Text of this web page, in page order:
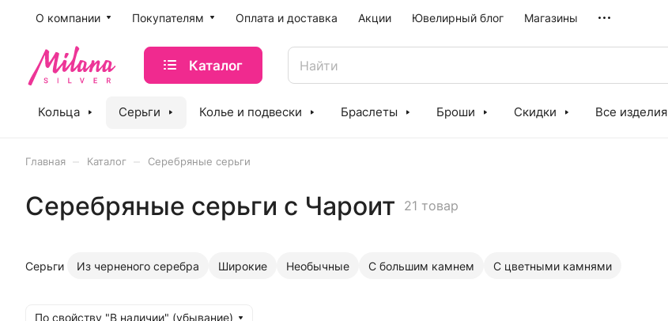
O компании Покупателям Оплата и доставка Акции Ювелирный блог Магазины
Каталог
Кольца Серьги Колье и подвески Браслеты Броши Скидки Все изделия
Главная Каталог Серебряные серьги
Серебряные серьги с Чароит 21 товар
Серьги Из черненого серебра Широкие Необычные С большим камнем С цветными камнями
По свойству "В наличии" (убывание)